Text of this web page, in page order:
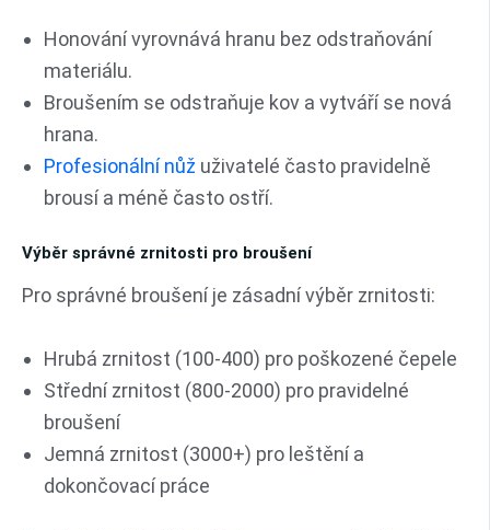
Honování vyrovnává hranu bez odstraňování
materiálu.
Broušením se odstraňuje kov a vytváří se nová
hrana.
Profesionální nůž uživatelé často pravidelně
brousí a méně často ostří.
Výběr správné zrnitosti pro broušení
Pro správné broušení je zásadní výběr zrnitosti:
Hrubá zrnitost (100-400) pro poškozené čepele
Střední zrnitost (800-2000) pro pravidelné
broušení
Jemná zrnitost (3000+) pro leštění a
dokončovací práce